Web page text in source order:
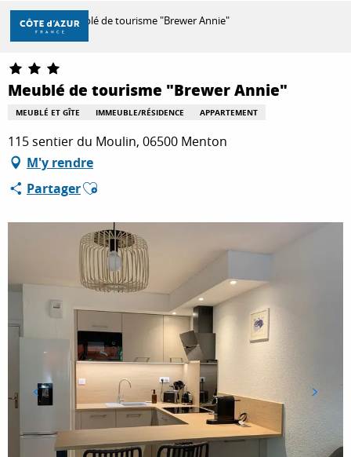
Aller
contenu
principal
DÉCOUVRIR
À FAIRE
SÉJOURNER
Accueil Meublé de tourisme "Brewer Annie"
Meublé de tourisme "Brewer Annie"
MEUBLÉ ET GÎTE IMMEUBLE/RÉSIDENCE APPARTEMENT
115 sentier du Moulin, 06500 Menton
M'y rendre
PartagerAjouter aux favoris